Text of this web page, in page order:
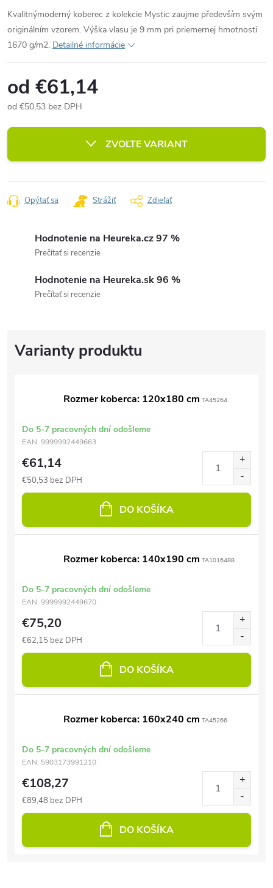
Kvalitnýmoderný koberec z kolekcie Mystic zaujme především svým
originálním vzorem. Výška vlasu je 9 mm pri priemernej hmotnosti
1670 g/m2. Detailné informácie
od €61,14
od €50,53 bez DPH
cena:
ZVOĽTE VARIANT
Opýtať sa Strážiť Zdieľať
Hodnotenie na Heureka.cz 97 %
Prečítať si recenzie
Hodnotenie na Heureka.sk 96 %
Prečítať si recenzie
Rozmer koberca: 120x180 cm TA45264
Do 5-7 pracovných dní odošleme
EAN: 9999992449663
€61,14
€50,53 bez DPH
DO KOŠÍKA
Rozmer koberca: 140x190 cm TA1016488
Do 5-7 pracovných dní odošleme
EAN: 9999992449670
€75,20
€62,15 bez DPH
DO KOŠÍKA
Rozmer koberca: 160x240 cm TA45266
Do 5-7 pracovných dní odošleme
EAN: 5903173991210
€108,27
€89,48 bez DPH
DO KOŠÍKA